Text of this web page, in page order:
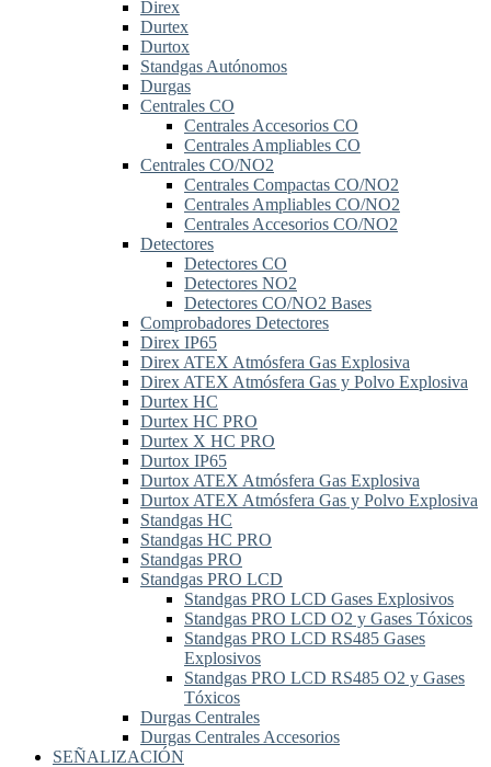
Direx
Durtex
Durtox
Standgas Autónomos
Durgas
Centrales CO
Centrales Accesorios CO
Centrales Ampliables CO
Centrales CO/NO2
Centrales Compactas CO/NO2
Centrales Ampliables CO/NO2
Centrales Accesorios CO/NO2
Detectores
Detectores CO
Detectores NO2
Detectores CO/NO2 Bases
Comprobadores Detectores
Direx IP65
Direx ATEX Atmósfera Gas Explosiva
Direx ATEX Atmósfera Gas y Polvo Explosiva
Durtex HC
Durtex HC PRO
Durtex X HC PRO
Durtox IP65
Durtox ATEX Atmósfera Gas Explosiva
Durtox ATEX Atmósfera Gas y Polvo Explosiva
Standgas HC
Standgas HC PRO
Standgas PRO
Standgas PRO LCD
Standgas PRO LCD Gases Explosivos
Standgas PRO LCD O2 y Gases Tóxicos
Standgas PRO LCD RS485 Gases
Explosivos
Standgas PRO LCD RS485 O2 y Gases
Tóxicos
Durgas Centrales
Durgas Centrales Accesorios
SEÑALIZACIÓN